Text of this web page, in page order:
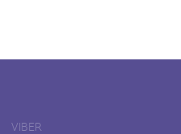
VIBER